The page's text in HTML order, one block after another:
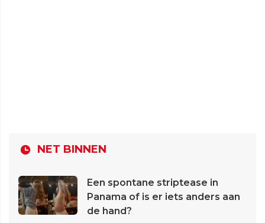
NET BINNEN
Een spontane striptease in
Panama of is er iets anders aan
de hand?